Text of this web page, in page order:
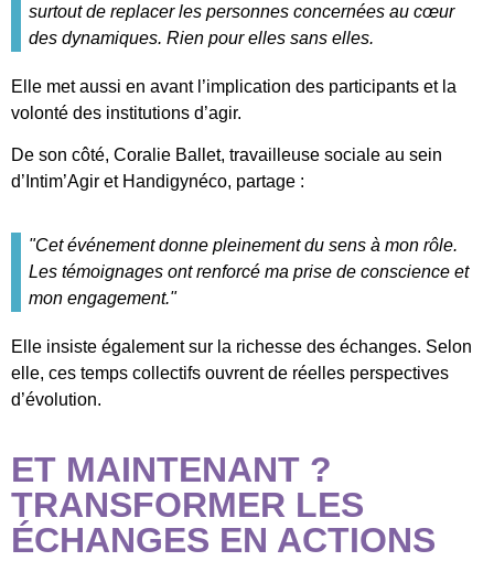
surtout de replacer les personnes concernées au cœur
des dynamiques. Rien pour elles sans elles.
Elle met aussi en avant l’implication des participants et la
volonté des institutions d’agir.
De son côté, Coralie Ballet, travailleuse sociale au sein
d’Intim’Agir et Handigynéco, partage :
"Cet événement donne pleinement du sens à mon rôle.
Les témoignages ont renforcé ma prise de conscience et
mon engagement."
Elle insiste également sur la richesse des échanges. Selon
elle, ces temps collectifs ouvrent de réelles perspectives
d’évolution.
ET MAINTENANT ?
TRANSFORMER LES
ÉCHANGES EN ACTIONS